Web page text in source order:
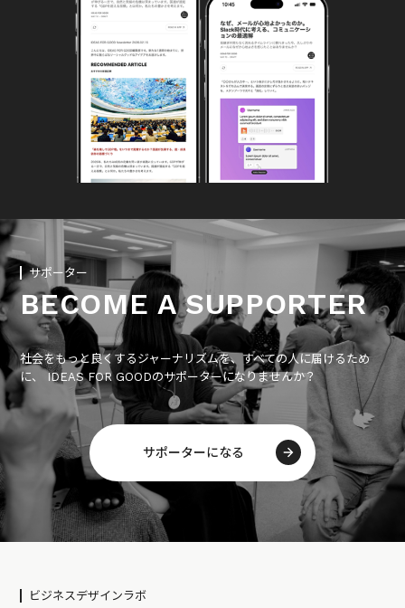
サポーター
BECOME A SUPPORTER
社会をもっと良くするジャーナリズムを、すべての人に届けるため
に、 IDEAS FOR GOODのサポーターになりませんか？
サポーターになる
ビジネスデザインラボ